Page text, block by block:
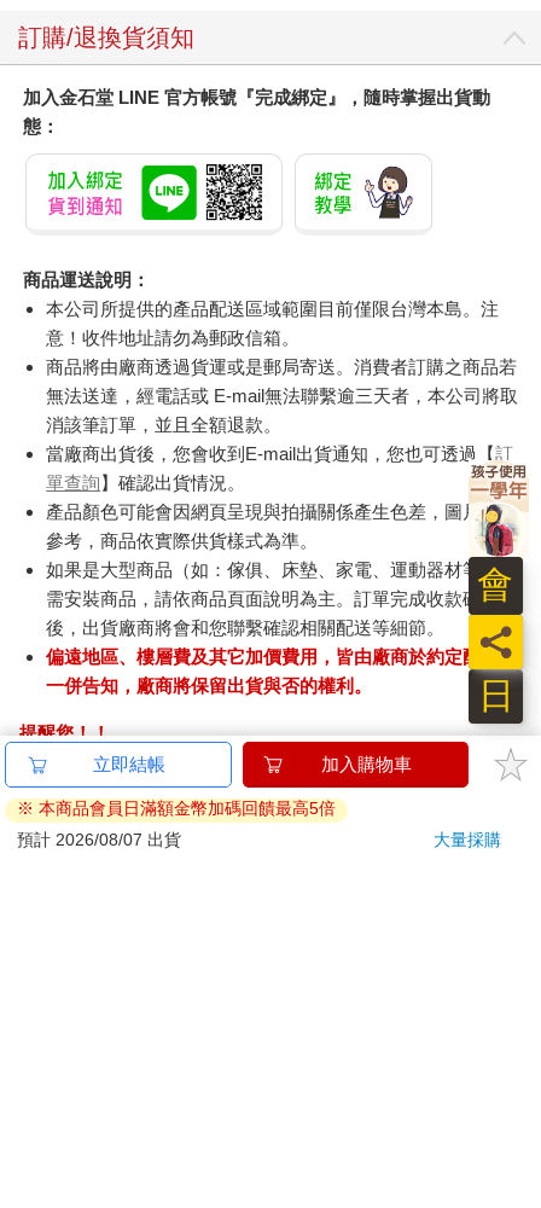
訂購/退換貨須知
加入金石堂 LINE 官方帳號『完成綁定』，隨時掌握出貨動
態：
商品運送說明：
本公司所提供的產品配送區域範圍目前僅限台灣本島。注
意！收件地址請勿為郵政信箱。
商品將由廠商透過貨運或是郵局寄送。消費者訂購之商品若
無法送達，經電話或 E-mail無法聯繫逾三天者，本公司將取
消該筆訂單，並且全額退款。
當廠商出貨後，您會收到E-mail出貨通知，您也可透過【訂
單查詢】確認出貨情況。
產品顏色可能會因網頁呈現與拍攝關係產生色差，圖片僅供
參考，商品依實際供貨樣式為準。
如果是大型商品（如：傢俱、床墊、家電、運動器材等）及
需安裝商品，請依商品頁面說明為主。訂單完成收款確認
後，出貨廠商將會和您聯繫確認相關配送等細節。
偏遠地區、樓層費及其它加價費用，皆由廠商於約定配送時
一併告知，廠商將保留出貨與否的權利。
提醒您！！
金石堂及銀行均不會請您操作ATM! 如接獲電話要求您前往
ATM提款機，請不要聽從指示，以免受騙上當！
退換貨須知：
日
員
會